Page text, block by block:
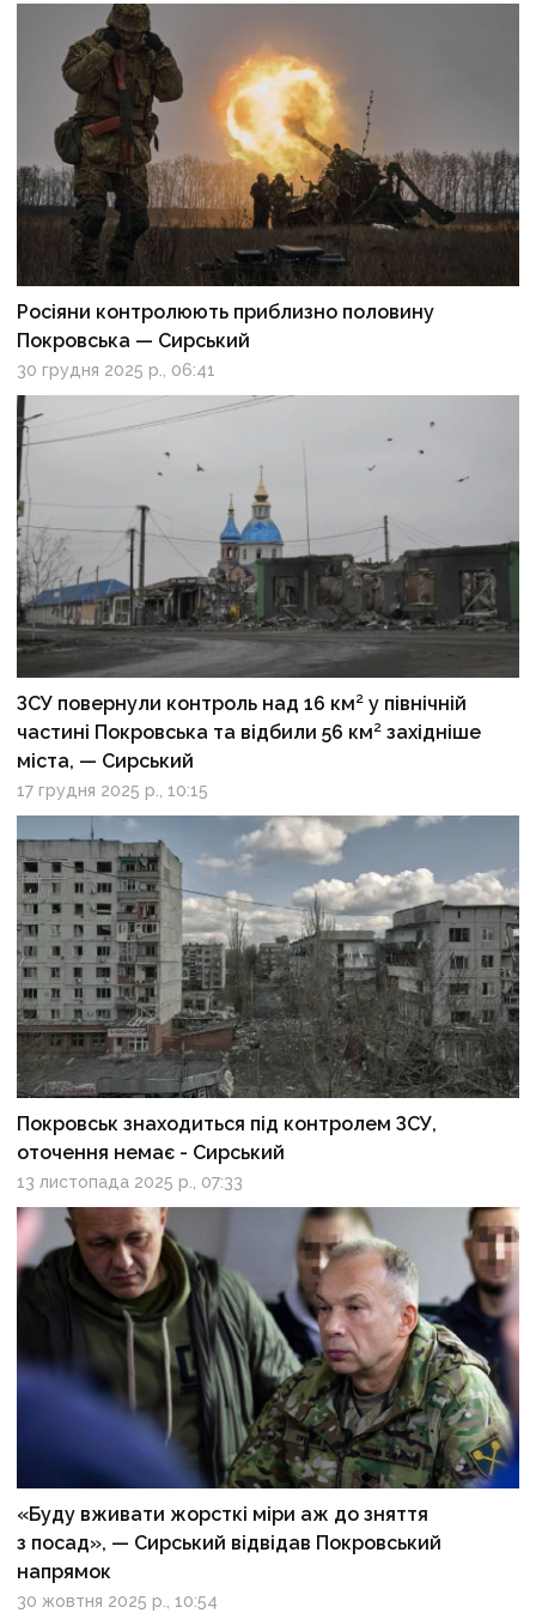
Росіяни контролюють приблизно половину
Покровська — Сирський
30 грудня 2025 р., 06:41
ЗСУ повернули контроль над 16 км² у північній
частині Покровська та відбили 56 км² західніше
міста, — Сирський
17 грудня 2025 р., 10:15
Покровськ знаходиться під контролем ЗСУ,
оточення немає - Сирський
13 листопада 2025 р., 07:33
«Буду вживати жорсткі міри аж до зняття
з посад», — Сирський відвідав Покровський
напрямок
30 жовтня 2025 р., 10:54